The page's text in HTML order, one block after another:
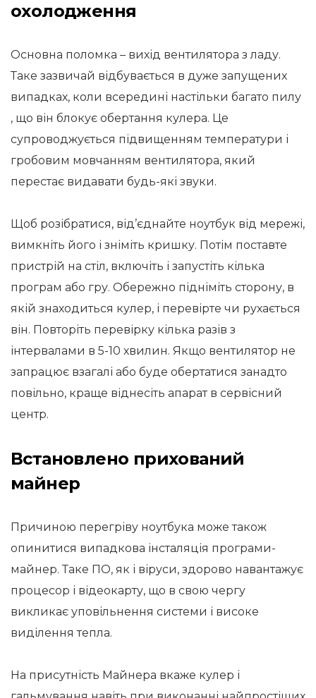
охолодження
Основна поломка – вихід вентилятора з ладу.
Таке зазвичай відбувається в дуже запущених
випадках, коли всередині настільки багато пилу
, що він блокує обертання кулера. Це
супроводжується підвищенням температури і
гробовим мовчанням вентилятора, який
перестає видавати будь-які звуки.
Щоб розібратися, від’єднайте ноутбук від мережі,
вимкніть його і зніміть кришку. Потім поставте
пристрій на стіл, включіть і запустіть кілька
програм або гру. Обережно підніміть сторону, в
якій знаходиться кулер, і перевірте чи рухається
він. Повторіть перевірку кілька разів з
інтервалами в 5-10 хвилин. Якщо вентилятор не
запрацює взагалі або буде обертатися занадто
повільно, краще віднесіть апарат в сервісний
центр.
Встановлено прихований
майнер
Причиною перегріву ноутбука може також
опинитися випадкова інсталяція програми-
майнер. Таке ПО, як і віруси, здорово навантажує
процесор і відеокарту, що в свою чергу
викликає уповільнення системи і високе
виділення тепла.
На присутність Майнера вкаже кулер і